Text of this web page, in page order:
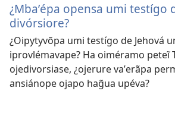
¿Mbaʼépa opensa umi testígo
divórsiore?
¿Oipytyvõpa umi testígo de Jehová
iprovlémavape? Ha oiméramo peteĩ
ojedivorsiase, ¿ojerure vaʼerãpa
ansiánope ojapo hag̃ua upéva?